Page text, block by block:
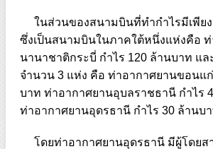
ในส่วนของสนามบินที่ทำกำไรมีเพียง
ซึ่งเป็นสนามบินในภาคใต้หนึ่งแห่งคือ
นานาชาติกระบี่ กำไร 120 ล้านบาท แ
จำนวน 3 แห่ง คือ ท่าอากาศยานขอนแ
บาท ท่าอากาศยานอุบลราชธานี กำไร
ท่าอากาศยานอุดรธานี กำไร 30 ล้านบ
โดยท่าอากาศยานอุดรธานี มีผู้โดยสา